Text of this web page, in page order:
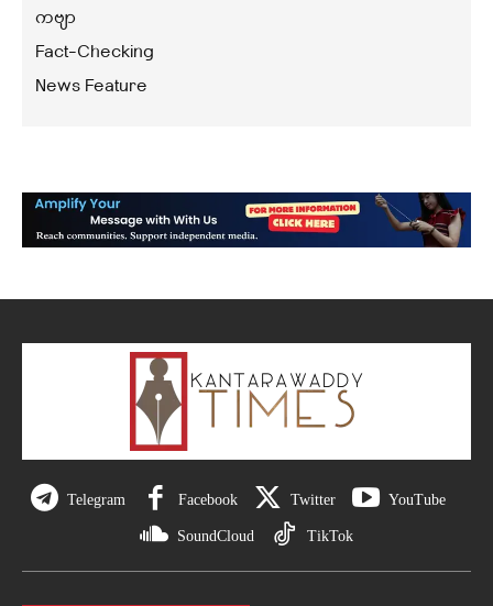
ကဗျာ
Fact-Checking
News Feature
Telegram Facebook Twitter YouTube
SoundCloud TikTok